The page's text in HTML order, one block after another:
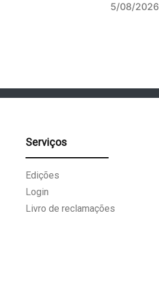
5/08/2026
Serviços
Edições
Login
Livro de reclamações